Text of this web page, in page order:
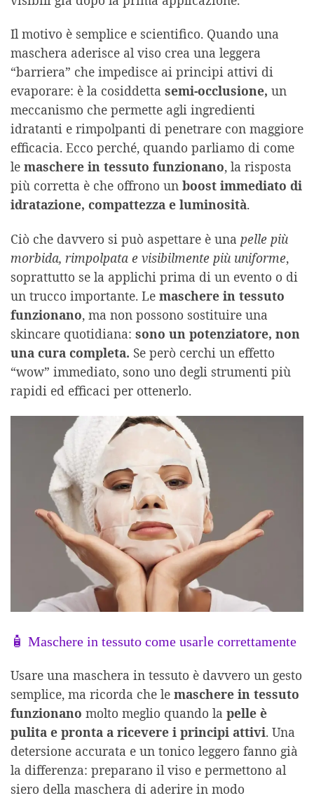
Il motivo è semplice e scientifico. Quando una
maschera aderisce al viso crea una leggera
“barriera” che impedisce ai principi attivi di
evaporare: è la cosiddetta semi-occlusione, un
meccanismo che permette agli ingredienti
idratanti e rimpolpanti di penetrare con maggiore
efficacia. Ecco perché, quando parliamo di come
le maschere in tessuto funzionano, la risposta
più corretta è che offrono un boost immediato di
idratazione, compattezza e luminosità.
Ciò che davvero si può aspettare è una pelle più
morbida, rimpolpata e visibilmente più uniforme,
soprattutto se la applichi prima di un evento o di
un trucco importante. Le maschere in tessuto
funzionano, ma non possono sostituire una
skincare quotidiana: sono un potenziatore, non
una cura completa. Se però cerchi un effetto
“wow” immediato, sono uno degli strumenti più
rapidi ed efficaci per ottenerlo.
🧴 Maschere in tessuto come usarle correttamente
Usare una maschera in tessuto è davvero un gesto
semplice, ma ricorda che le maschere in tessuto
funzionano molto meglio quando la pelle è
pulita e pronta a ricevere i principi attivi. Una
detersione accurata e un tonico leggero fanno già
la differenza: preparano il viso e permettono al
siero della maschera di aderire in modo